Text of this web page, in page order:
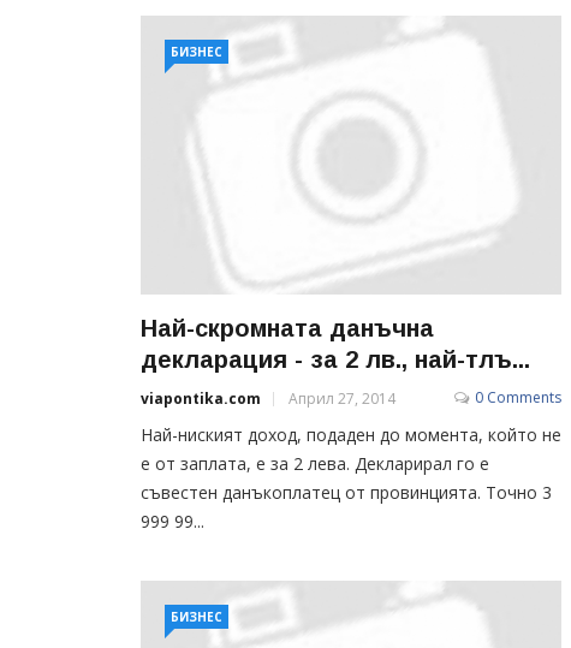
БИЗНЕС
Най-скромната данъчна
декларация - за 2 лв., най-тлъ...
viapontika.com Април 27, 2014 0 Comments
Най-ниският доход, подаден до момента, който не
е от заплата, е за 2 лева. Декларирал го е
съвестен данъкоплатец от провинцията. Точно 3
999 99...
БИЗНЕС